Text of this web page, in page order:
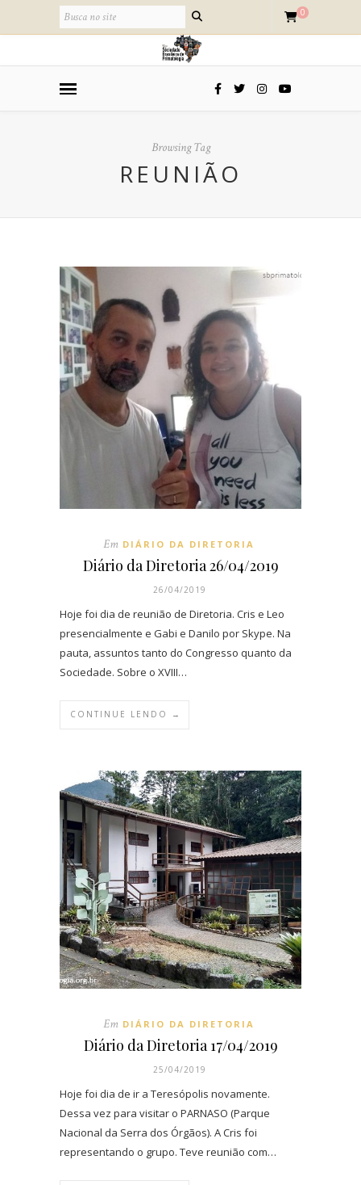
0
Browsing Tag
REUNIÃO
Em DIÁRIO DA DIRETORIA
Diário da Diretoria 26/04/2019
26/04/2019
Hoje foi dia de reunião de Diretoria. Cris e Leo
presencialmente e Gabi e Danilo por Skype. Na
pauta, assuntos tanto do Congresso quanto da
Sociedade. Sobre o XVIII…
CONTINUE LENDO →
Em DIÁRIO DA DIRETORIA
Diário da Diretoria 17/04/2019
25/04/2019
Hoje foi dia de ir a Teresópolis novamente.
Dessa vez para visitar o PARNASO (Parque
Nacional da Serra dos Órgãos). A Cris foi
representando o grupo. Teve reunião com…